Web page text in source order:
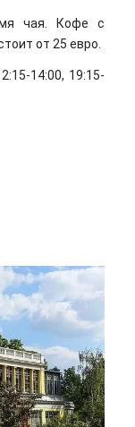
чая. Кофе с
от 25 евро.
14:00, 19:15-